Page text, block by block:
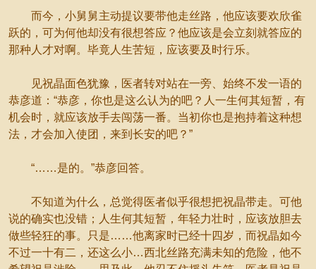
而今，小舅舅主动提议要带他走丝路，他应该要欢欣雀
跃的，可为何他却没有很想答应？他应该是会立刻就答应的
那种人才对啊。毕竟人生苦短，应该要及时行乐。
见祝晶面色犹豫，医者转对站在一旁、始终不发一语的
恭彦道：“恭彦，你也是这么认为的吧？人一生何其短暂，有
机会时，就应该放手去闯荡一番。当初你也是抱持着这种想
法，才会加入使团，来到长安的吧？”
“……是的。”恭彦回答。
不知道为什么，总觉得医者似乎很想把祝晶带走。可他
说的确实也没错；人生何其短暂，年轻力壮时，应该放胆去
做些轻狂的事。只是……他离家时已经十四岁，而祝晶如今
不过一十有二，还这么小…西北丝路充满未知的危险，他不